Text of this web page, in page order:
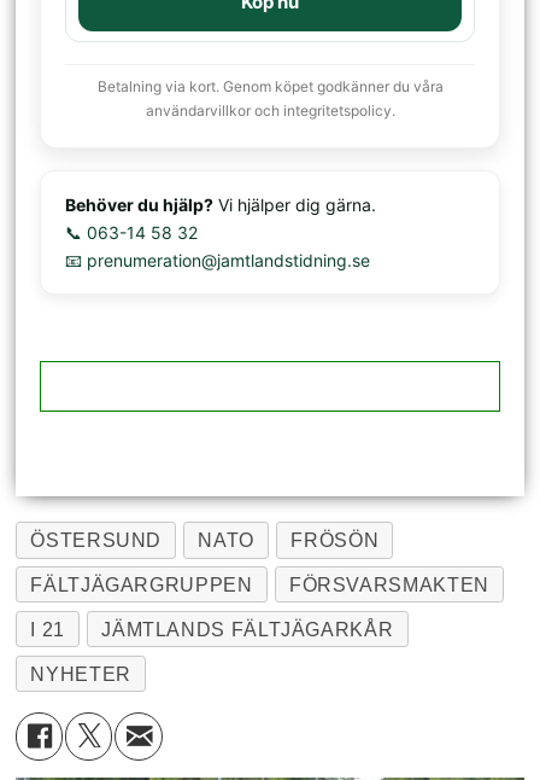
Betalning via kort. Genom köpet godkänner du våra
användarvillkor och integritetspolicy.
Behöver du hjälp? Vi hjälper dig gärna.
📞 063-14 58 32
📧 prenumeration@jamtlandstidning.se
ÖSTERSUND NATO FRÖSÖN
FÄLTJÄGARGRUPPEN FÖRSVARSMAKTEN
I 21 JÄMTLANDS FÄLTJÄGARKÅR
NYHETER